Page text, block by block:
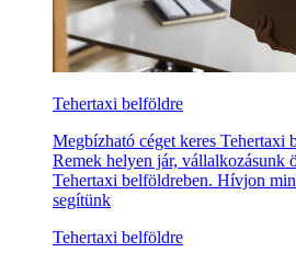
Tehertaxi belföldre
Megbízható céget keres Tehertaxi
Remek helyen jár, vállalkozásunk
Tehertaxi belföldreben. Hívjon
segítünk
Tehertaxi belföldre